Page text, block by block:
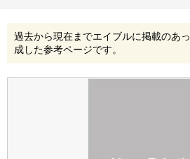
過去から現在までエイブルに掲載のあ
成した参考ページです。